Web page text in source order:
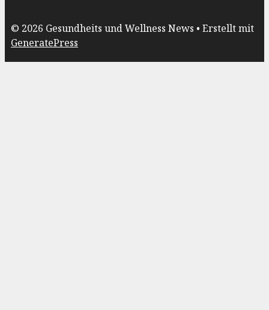
© 2026 Gesundheits und Wellness News • Erstellt mit
GeneratePress